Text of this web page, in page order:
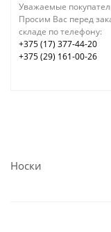
Уважаемые
Просим Вас перед
складе по телефону:
+375 (17) 377-44-20
+375 (29) 161-00-26
Носки